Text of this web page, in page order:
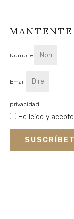
Nombre
Email
privacidad
He leído y